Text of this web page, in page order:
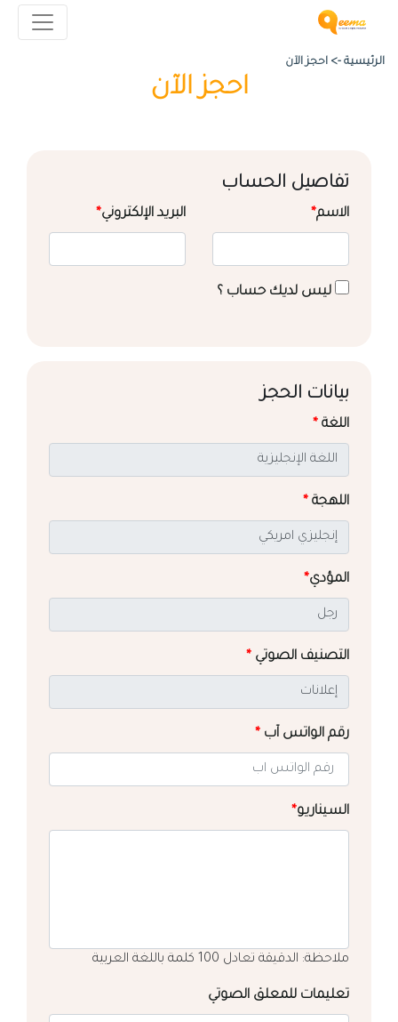
الرئيسية -> احجز الآن
احجز الآن
تفاصيل الحساب
الاسم* البريد الإلكتروني*
ليس لديك حساب ؟
بيانات الحجز
اللغة *
اللهجة *
المؤدي*
التصنيف الصوتي *
رقم الواتس آب *
السيناريو*
ملاحظة: الدقيقة تعادل 100 كلمة باللغة العربية
تعليمات للمعلق الصوتي